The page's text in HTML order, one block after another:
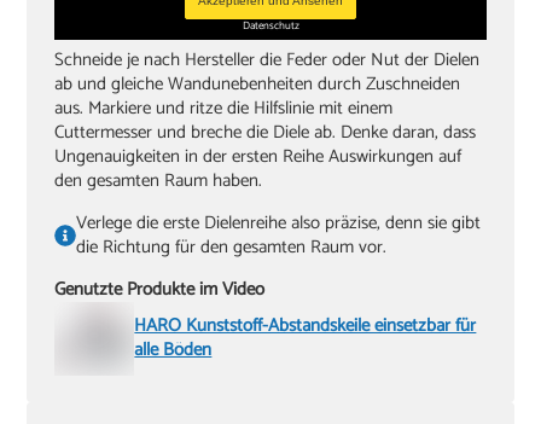
Datenschutz
Schneide je nach Hersteller die Feder oder Nut der Dielen
ab und gleiche Wandunebenheiten durch Zuschneiden
aus. Markiere und ritze die Hilfslinie mit einem
Cuttermesser und breche die Diele ab. Denke daran, dass
Ungenauigkeiten in der ersten Reihe Auswirkungen auf
den gesamten Raum haben.
Verlege die erste Dielenreihe also präzise, denn sie gibt
die Richtung für den gesamten Raum vor.
Genutzte Produkte im Video
HARO Kunststoff-Abstandskeile einsetzbar für
alle Böden